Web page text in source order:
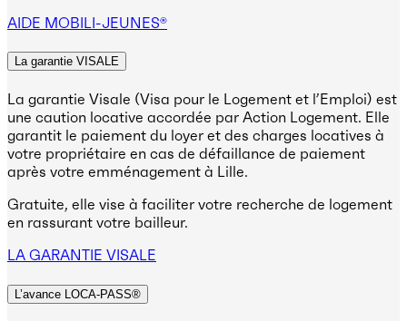
AIDE MOBILI-JEUNES®
La garantie VISALE
La garantie Visale (Visa pour le Logement et l’Emploi) est
une caution locative accordée par Action Logement. Elle
garantit le paiement du loyer et des charges locatives à
votre propriétaire en cas de défaillance de paiement
après votre emménagement à Lille.
Gratuite, elle vise à faciliter votre recherche de logement
en rassurant votre bailleur.
LA GARANTIE VISALE
L’avance LOCA-PASS®